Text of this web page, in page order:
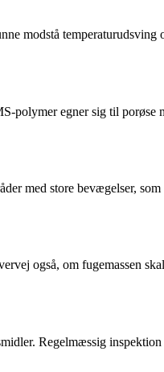
modstå
polymer egner sig til porøse
med store bevægelser,
også, om fugemassen
Regelmæssig